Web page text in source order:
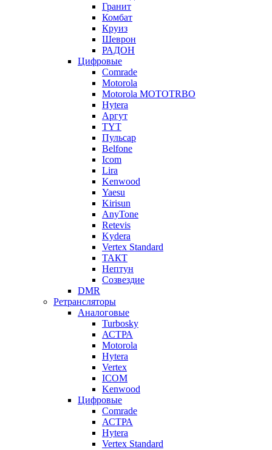
Гранит
Комбат
Круиз
Шеврон
РАДОН
Цифровые
Comrade
Motorola
Motorola MOTOTRBO
Hytera
Аргут
TYT
Пульсар
Belfone
Icom
Lira
Kenwood
Yaesu
Kirisun
AnyTone
Retevis
Kydera
Vertex Standard
ТАКТ
Нептун
Созвездие
DMR
Ретрансляторы
Аналоговые
Turbosky
АСТРА
Motorola
Hytera
Vertex
ICOM
Kenwood
Цифровые
Comrade
АСТРА
Hytera
Vertex Standard